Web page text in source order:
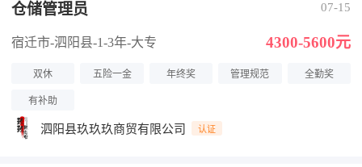
仓储管理员 07-15
宿迁市-泗阳县-1-3年-大专 4300-5600元
双休 五险一金 年终奖 管理规范 全勤奖
有补助
泗阳县玖玖玖商贸有限公司 认证